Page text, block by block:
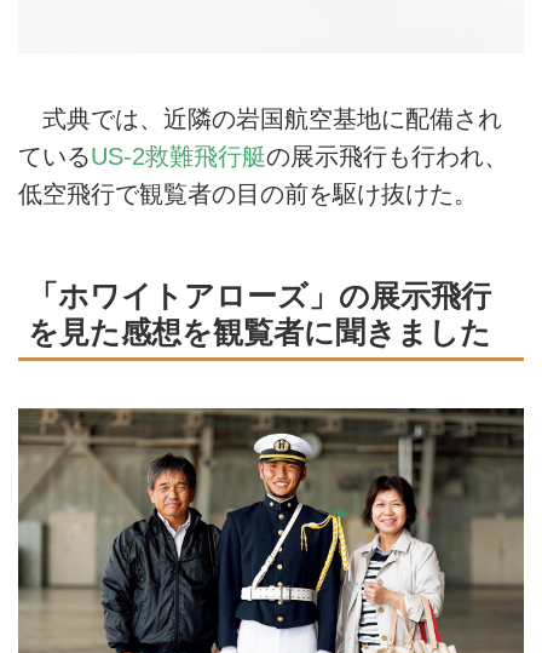
式典では、近隣の岩国航空基地に配備され
ているUS-2救難飛行艇の展示飛行も行われ、
低空飛行で観覧者の目の前を駆け抜けた。
「ホワイトアローズ」の展示飛行
を見た感想を観覧者に聞きました